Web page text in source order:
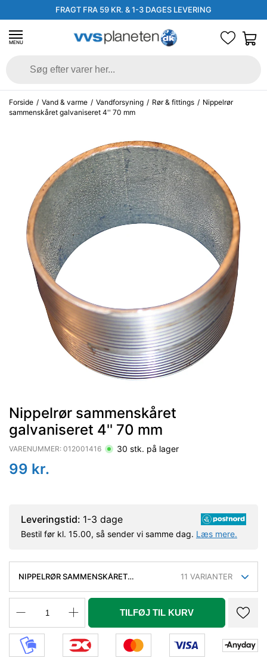
FRAGT FRA 59 KR. & 1-3 DAGES LEVERING
MENU
Forside / Vand & varme / Vandforsyning / Rør & fittings / Nippelrør
sammenskåret galvaniseret 4'' 70 mm
Nippelrør sammenskåret
galvaniseret 4'' 70 mm
VARENUMMER: 012001416 30 stk. på lager
99 kr.
Leveringstid: 1-3 dage
Bestil før kl. 15.00, så sender vi samme dag. Læs mere.
NIPPELRØR SAMMENSKÅRET
11 VARIANTER
TILFØJ TIL KURV